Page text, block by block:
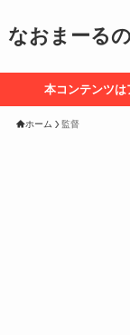
なおまーる
本コンテンツは
ホーム 監督